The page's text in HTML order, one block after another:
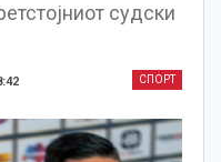
судски
СПОРТ